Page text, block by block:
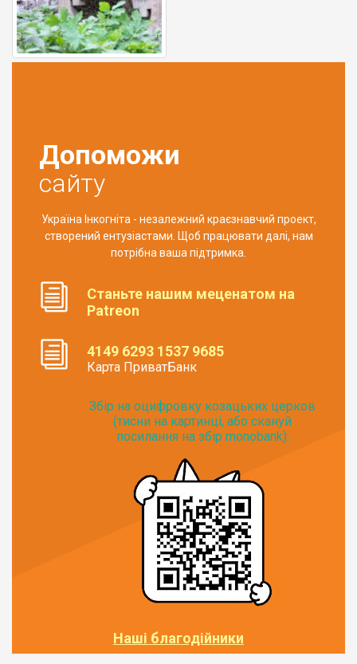
Допоможи
сайту
Україна Інкогніта - незалежний краєзнавчий проект,
створений ентузіастами. Щоб працювати далі, нам
потрібна ваша підтримка.
Станьте нашим меценатом на
Patreon
4149 6293 1537 9685
Карта ПриватБанк
Збір на оцифровку козацьких церков
(тисни на картинці, або скануй
посилання на збір monobank):
Наші благодійники